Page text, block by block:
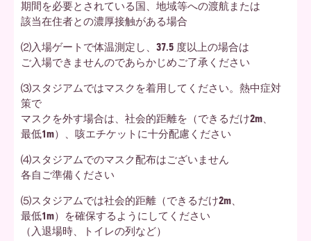
期間を必要とされている国、地域等への渡航または
該当在住者との濃厚接触がある場合
⑵入場ゲートで体温測定し、37.5 度以上の場合は
ご入場できませんのであらかじめご了承ください
⑶スタジアムではマスクを着用してください。熱中症対
策で
マスクを外す場合は、社会的距離を（できるだけ2m、
最低1m）、咳エチケットに十分配慮ください
⑷スタジアムでのマスク配布はございません
各自ご準備ください
⑸スタジアムでは社会的距離（できるだけ2m、
最低1m）を確保するようにしてください
（入退場時、トイレの列など）